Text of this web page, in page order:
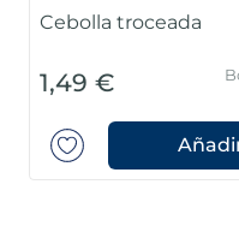
Cebolla troceada
1,49 €